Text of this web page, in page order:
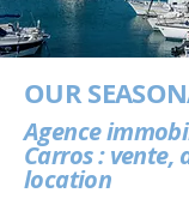
OUR
Agence
Carros : vente,
location